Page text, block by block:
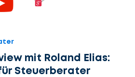
mit Roland Elias:
Steuerberater